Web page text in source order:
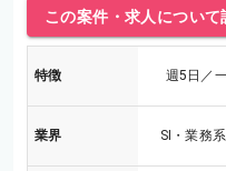
この案件・求人について
特徴 週5日／
業界 SI・業務系